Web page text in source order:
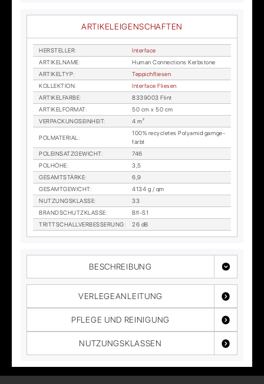
ARTIKELEIGENSCHAFTEN
HER­STEL­LER:
In­ter­face
AR­TI­KEL­NA­ME:
Hu­man Con­nec­tions Kerb­stone
AR­TI­KEL­TYP:
Tep­pich­flie­sen
KOL­LEK­TI­ON:
In­ter­face Flie­sen
AR­TI­KEL­FAR­BE:
8339003 Flint
AR­TI­KEL­FOR­MAT:
50 cm x 50 cm
VER­PA­CKUNGS­EIN­HEIT: 4 m²
POL­MA­TE­RI­AL :
100% re­cy­cle­tes Po­ly­amid garn­ge­
färbt
POL­EIN­SATZ­GE­WICHT:
746
POL­HÖ­HE:
3,5
GE­SAMT­STÄR­KE:
6,9
GE­SAMT­GE­WICHT:
4134 g / qm
NUT­ZUNGS­KLAS­SE:
33
BRAND­SCHUTZ­KLAS­SE:
Bfl-S1
TRITT­SCHALL­VER­BES­SE­RUNG: 26 dB
BESCHREIBUNG
VERLEGEANLEITUNG
PFLEGE UND REINIGUNG
NUTZUNGSKLASSEN